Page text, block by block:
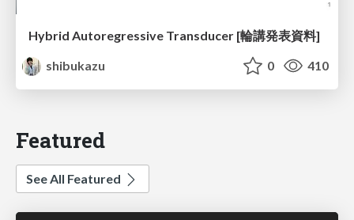
Hybrid Autoregressive Transducer [輪講発表資料]
shibukazu
0 410
Featured
See All Featured